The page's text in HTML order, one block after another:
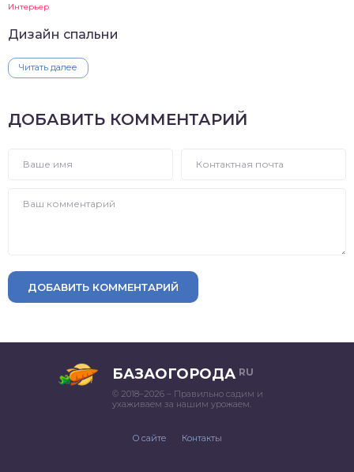
Интерьер
Дизайн спальни
Читать далее
ДОБАВИТЬ КОММЕНТАРИЙ
ДОБАВИТЬ КОММЕНТАРИЙ
БАЗАОГОРОДА RU
© 2018–2026 – Правильно садим и
ухаживаем за нашим урожаем.
О сайте Контакты